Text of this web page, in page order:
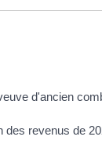
d'ancien
des revenus de